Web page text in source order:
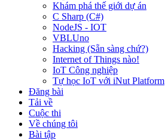
Khám phá thế giới dự án
C Sharp (C#)
NodeJS - IOT
VBLUno
Hacking (Sẵn sàng chứ?)
Internet of Things nào!
IoT Công nghiệp
Tự học IoT với iNut Platform
Đăng bài
Tải về
Cuộc thi
Về chúng tôi
Bài tập